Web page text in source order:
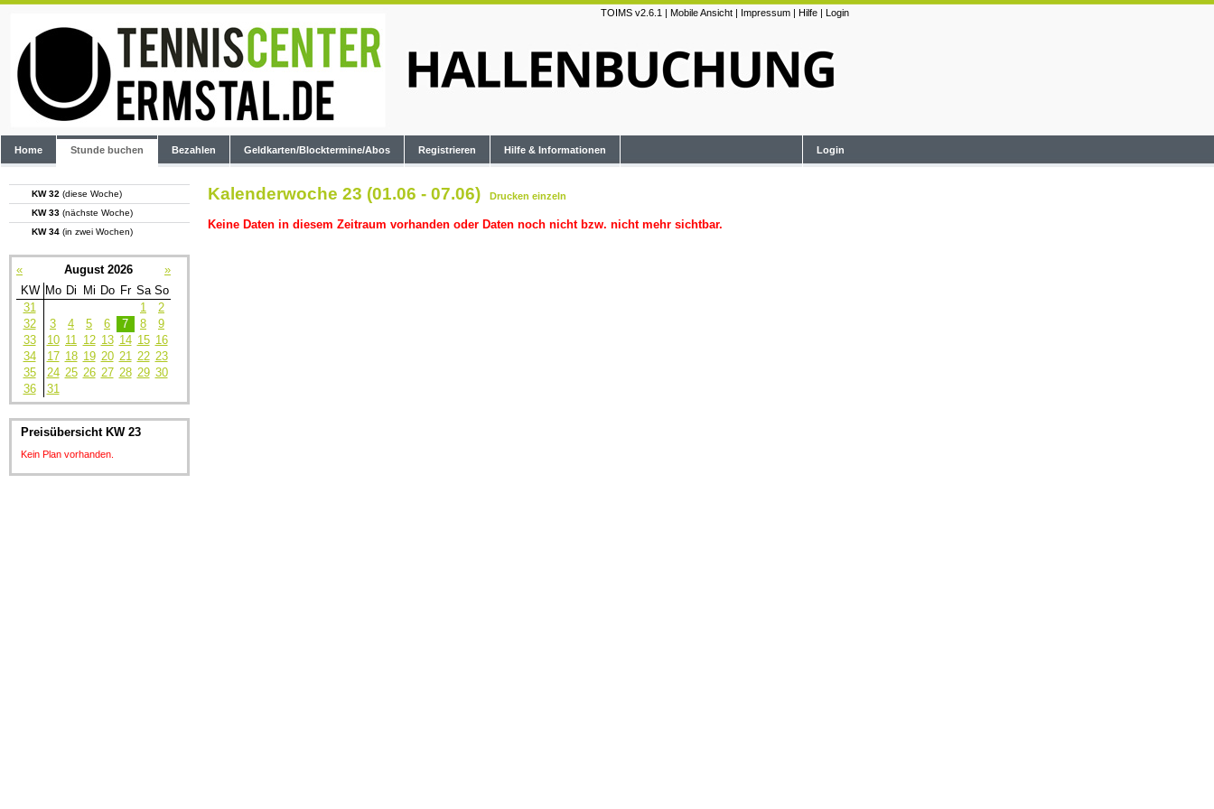
TOIMS v2.6.1 | Mobile Ansicht | Impressum | Hilfe | Login
Home Stunde buchen Bezahlen Geldkarten/Blocktermine/Abos Registrieren Hilfe & Informationen Login
KW 32 (diese Woche)
KW 33 (nächste Woche)
KW 34 (in zwei Wochen)
« August 2026
»
KW Mo Di Mi Do Fr Sa So
31
1
2
32
3 4 5 6 7 8
9
33
10 11 12 13 14 15 16
34
17 18 19 20 21 22 23
35
24 25 26 27 28 29 30
36
31
Preisübersicht KW 23
Kein Plan vorhanden.
Kalenderwoche 23 (01.06 - 07.06) Drucken einzeln
Keine Daten in diesem Zeitraum vorhanden oder Daten noch nicht bzw. nicht mehr sichtbar.